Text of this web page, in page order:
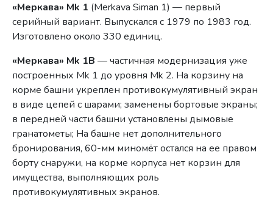
«Меркава» Mk 1 (Merkava Siman 1) — первый
серийный вариант. Выпускался с 1979 по 1983 год.
Изготовлено около 330 единиц.
«Меркава» Mk 1В — частичная модернизация уже
построенных Mk 1 до уровня Mk 2. На корзину на
корме башни укреплен противокумулятивный экран
в виде цепей с шарами; заменены бортовые экраны;
в передней части башни установлены дымовые
гранатометы; На башне нет дополнительного
бронирования, 60-мм миномёт остался на ее правом
борту снаружи, на корме корпуса нет корзин для
имущества, выполняющих роль
противокумулятивных экранов.